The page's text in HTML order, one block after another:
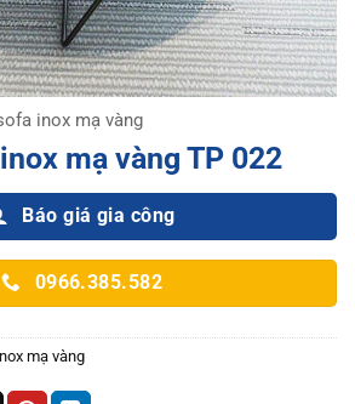
inox mạ vàng
mạ vàng TP 022
Báo giá gia công
0966.385.582
mạ vàng